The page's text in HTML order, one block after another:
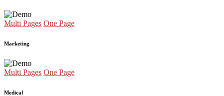
Multi Pages One Page
Marketing
Multi Pages One Page
Medical